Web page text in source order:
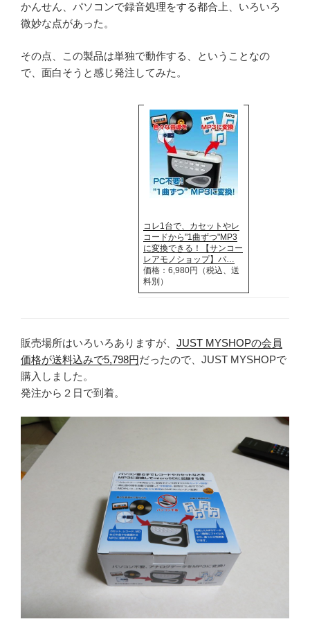
かんせん、パソコンで録音処理をする都合上、いろいろ
微妙な点があった。
その点、この製品は単独で動作する、ということなの
で、面白そうと感じ発注してみた。
コレ1台で、カセットやレ
コードから"1曲ずつ"MP3
に変換できる！【サンコー
レアモノショップ】パ…
価格：6,980円（税込、送
料別）
販売場所はいろいろありますが、 JUST MYSHOPの会員
価格が送料込みで5,798円だったので、JUST MYSHOPで
購入しました。
発注から２日で到着。